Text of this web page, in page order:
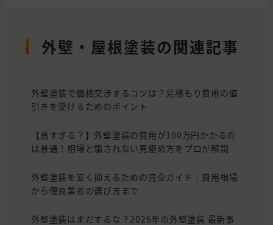
外壁・屋根塗装の関連記事
外壁塗装で価格交渉するコツは？見積もり費用の値
引きを受けるためのポイント
【高すぎる？】外壁塗装の費用が100万円かかるの
は普通！相場と騙されない見極め方をプロが解説
外壁塗装を安く抑えるための完全ガイド｜費用相場
から優良業者の選び方まで
外壁塗装はまだするな？2026年の外壁塗装 最新事